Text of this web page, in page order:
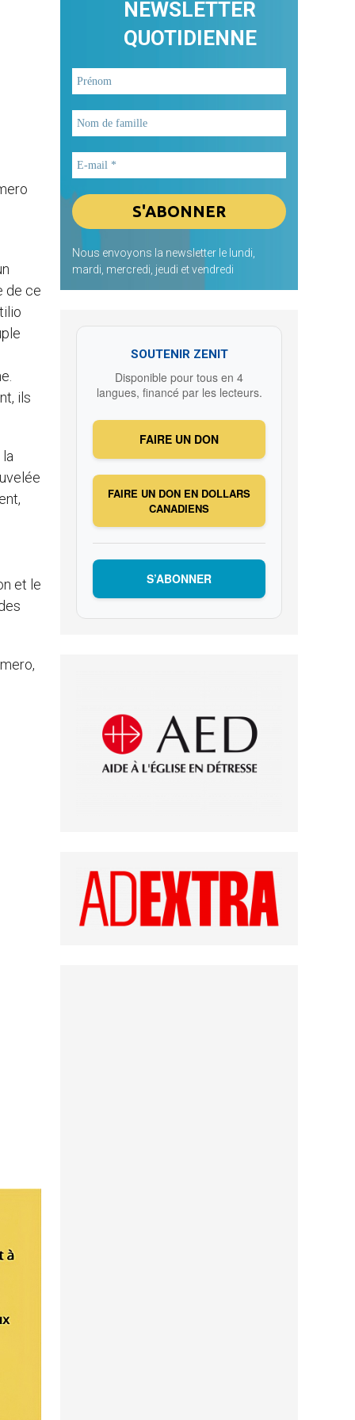
de ce
ils
et le
NEWSLETTER
QUOTIDIENNE
Nous envoyons la newsletter le lundi,
mardi, mercredi, jeudi et vendredi
SOUTENIR ZENIT
Disponible pour tous en 4
langues, financé par les lecteurs.
FAIRE UN DON
FAIRE UN DON EN DOLLARS
CANADIENS
S’ABONNER